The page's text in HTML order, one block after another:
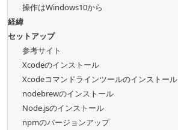
操作はWindows10から
経緯
セットアップ
参考サイト
Xcodeのインストール
Xcodeコマンドラインツールのインストール
nodebrewのインストール
Node.jsのインストール
npmのバージョンアップ